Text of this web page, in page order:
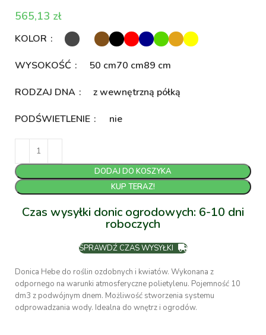
zł
KOLOR
WYSOKOŚĆ 50 cm70 cm89 cm
RODZAJ DNA z wewnętrzną półką
PODŚWIETLENIE nie
DODAJ DO KOSZYKA
KUP TERAZ!
Czas wysyłki donic ogrodowych: 6-10 dni
roboczych
SPRAWDŹ CZAS WYSYŁKI
Donica Hebe do roślin ozdobnych i kwiatów. Wykonana z
odpornego na warunki atmosferyczne polietylenu. Pojemność 10
dm3 z podwójnym dnem. Możliwość stworzenia systemu
odprowadzania wody. Idealna do wnętrz i ogrodów.